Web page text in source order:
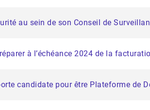
au sein de son Conseil de
à l’échéance 2024 de la
candidate pour être Plateforme de